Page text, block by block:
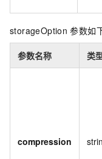
storageOption 参数如
参数名称 类
compression